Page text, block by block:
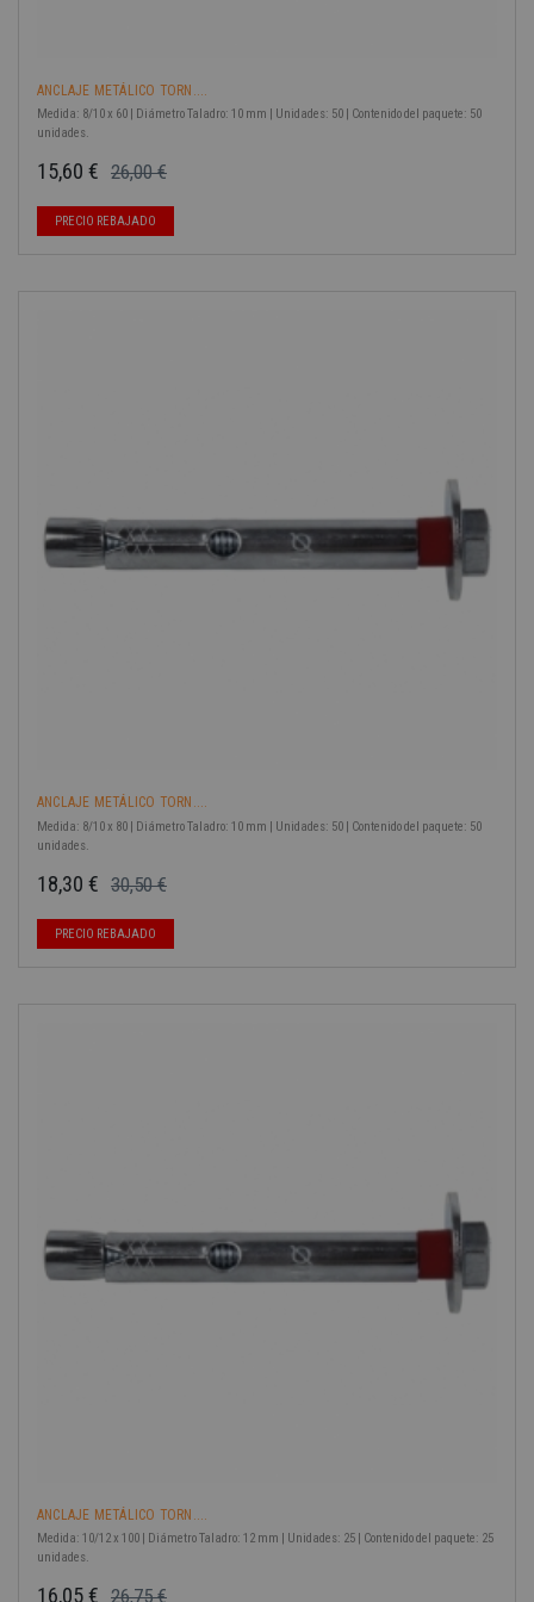
ANCLAJE METÁLICO TORN....
Medida: 8/10 x 60 | Diámetro Taladro: 10 mm | Unidades: 50 | Contenido del paquete: 50
unidades.
26,00 €
15,60 €
PRECIO REBAJADO
ANCLAJE METÁLICO TORN....
Medida: 8/10 x 80 | Diámetro Taladro: 10 mm | Unidades: 50 | Contenido del paquete: 50
unidades.
30,50 €
18,30 €
PRECIO REBAJADO
ANCLAJE METÁLICO TORN....
Medida: 10/12 x 100 | Diámetro Taladro: 12 mm | Unidades: 25 | Contenido del paquete: 25
unidades.
26,75 €
16,05 €